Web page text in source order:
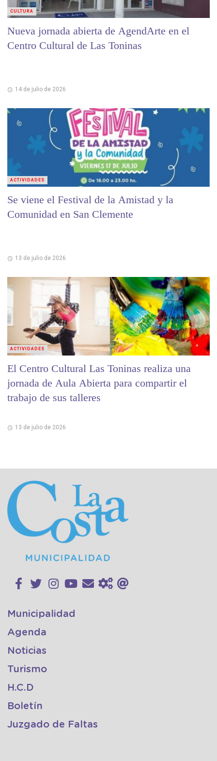
Nueva jornada abierta de AgendArte en el
Centro Cultural de Las Toninas
14 de julio de 2026
CULTURA
Se viene el Festival de la Amistad y la
Comunidad en San Clemente
13 de julio de 2026
ACTIVIDADES
El Centro Cultural Las Toninas realiza una
jornada de Aula Abierta para compartir el
trabajo de sus talleres
13 de julio de 2026
ACTIVIDADES
Municipalidad
Agenda
Noticias
Turismo
H.C.D
Boletín
Juzgado de Faltas